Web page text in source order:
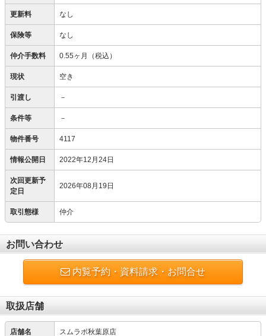
更新料 なし
保険等 なし
仲介手数料 0.55ヶ月（税込）
現状 空き
引渡し －
条件等 －
物件番号 4117
情報公開日 2022年12月24日
次回更新予
定日
2026年08月19日
取引態様 仲介
お問い合わせ
内覧予約・資料請求・お問合せ
取扱店舗
店舗名 スムラボ秋葉原店